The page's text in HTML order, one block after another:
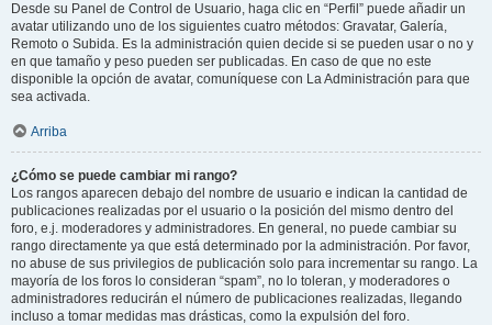
Desde su Panel de Control de Usuario, haga clic en “Perfil” puede añadir un
avatar utilizando uno de los siguientes cuatro métodos: Gravatar, Galería,
Remoto o Subida. Es la administración quien decide si se pueden usar o no y
en que tamaño y peso pueden ser publicadas. En caso de que no este
disponible la opción de avatar, comuníquese con La Administración para que
sea activada.
Arriba
¿Cómo se puede cambiar mi rango?
Los rangos aparecen debajo del nombre de usuario e indican la cantidad de
publicaciones realizadas por el usuario o la posición del mismo dentro del
foro, e.j. moderadores y administradores. En general, no puede cambiar su
rango directamente ya que está determinado por la administración. Por favor,
no abuse de sus privilegios de publicación solo para incrementar su rango. La
mayoría de los foros lo consideran “spam”, no lo toleran, y moderadores o
administradores reducirán el número de publicaciones realizadas, llegando
incluso a tomar medidas mas drásticas, como la expulsión del foro.